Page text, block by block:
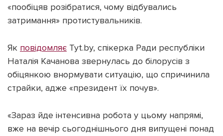
«пообіцяв розібратися, чому відбувались
затримання» протистувальників.
Як повідомляє Tyt.by, спікерка Ради республіки
Наталія Качанова звернулась до білорусів з
обіцянкою внормувати ситуацію, що спричинила
страйки, адже «президент їх почув».
«Зараз йде інтенсивна робота у цьому напрямі,
вже на вечір сьогоднішнього дня випущені понад